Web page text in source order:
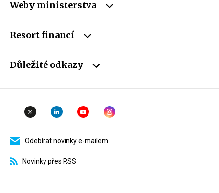
Weby ministerstva
Resort financí
Důležité odkazy
Odebírat novinky e-mailem
Novinky přes RSS